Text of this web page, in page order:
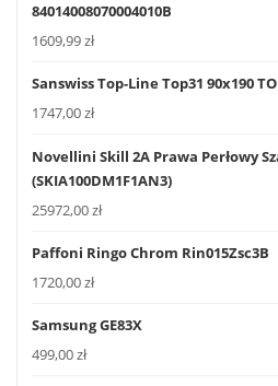
84014008070004010B
1609,99zł
Sanswiss Top-Line Top31 90x190
1747,00zł
Novellini Skill 2A Prawa Perłowy
(SKIA100DM1F1AN3)
25972,00zł
Paffoni Ringo Chrom Rin015Zsc3B
1720,00zł
Samsung GE83X
499,00zł